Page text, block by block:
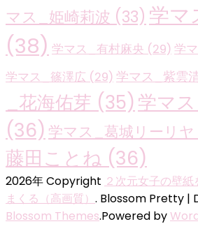
マス_姫崎莉波 (33) 学マ
(38) 学マス_有村麻央 (29) 学
学マス_篠澤広 (29) 学マス_紫雲
_花海佑芽 (35) 学マ
(36) 学マス_葛城リーリヤ
藤田ことね (36)
2026年 Copyright ２次元女子の壁
まくる（高画質） . Blossom Pretty |
Blossom Themes.Powered by